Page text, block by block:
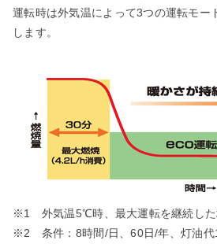
運転時は外気温によって3つの運転モー
します。
※1 外気温5℃時、最大運転を継続した
※2 条件：8時間/日、60日/年、灯油代